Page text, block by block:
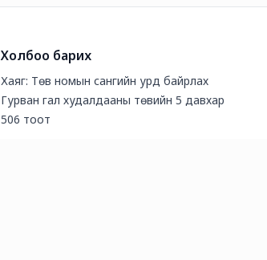
Холбоо барих
Хаяг: Төв номын сангийн урд байрлах
Гурван гал худалдааны төвийн 5 давхар
506 тоот